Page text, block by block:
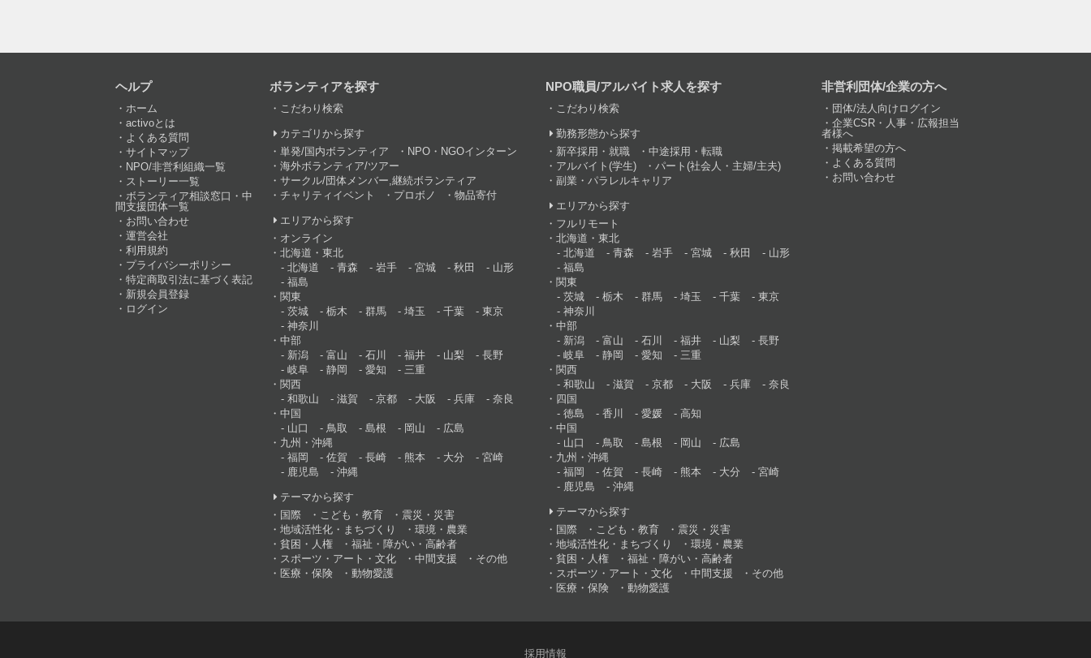
ヘルプ
ホーム
activoとは
よくある質問
サイトマップ
NPO/非営利組織一覧
ストーリー一覧
ボランティア相談窓口・中
間支援団体一覧
お問い合わせ
運営会社
利用規約
プライバシーポリシー
特定商取引法に基づく表記
新規会員登録
ログイン
ボランティアを探す
こだわり検索
カテゴリから探す
単発/国内ボランティア
NPO・NGOインターン
海外ボランティア/ツアー
サークル/団体メンバー,継続ボランティア
チャリティイベント
プロボノ 物品寄付
エリアから探す
オンライン
北海道・東北
北海道
青森 岩手 宮城 秋田
山形
福島
関東
茨城
栃木 群馬 埼玉 千葉
東京
神奈川
中部
新潟
富山 石川 福井 山梨
長野
岐阜
静岡 愛知
三重
関西
和歌山
滋賀 京都 大阪 兵庫
奈良
中国
山口
鳥取 島根 岡山
広島
九州・沖縄
福岡
佐賀 長崎 熊本 大分
宮崎
鹿児島
沖縄
テーマから探す
国際
こども・教育
震災・災害
地域活性化・まちづくり
環境・農業
貧困・人権
福祉・障がい・高齢者
スポーツ・アート・文化
中間支援
その他
医療・保険
動物愛護
NPO職員/アルバイト求人を探す
こだわり検索
勤務形態から探す
新卒採用・就職
中途採用・転職
アルバイト(学生)
パート(社会人・主婦/主夫)
副業・パラレルキャリア
エリアから探す
フルリモート
北海道・東北
北海道
青森 岩手 宮城 秋田
山形
福島
関東
茨城
栃木 群馬 埼玉 千葉
東京
神奈川
中部
新潟
富山 石川 福井 山梨
長野
岐阜
静岡 愛知
三重
関西
和歌山
滋賀 京都 大阪 兵庫
奈良
四国
徳島
香川 愛媛
高知
中国
山口
鳥取 島根 岡山
広島
九州・沖縄
福岡
佐賀 長崎 熊本 大分
宮崎
鹿児島
沖縄
テーマから探す
国際
こども・教育
震災・災害
地域活性化・まちづくり
環境・農業
貧困・人権
福祉・障がい・高齢者
スポーツ・アート・文化
中間支援
その他
医療・保険
動物愛護
非営利団体/企業の方へ
団体/法人向けログイン
企業CSR・人事・広報担当
者様へ
掲載希望の方へ
よくある質問
お問い合わせ
採用情報